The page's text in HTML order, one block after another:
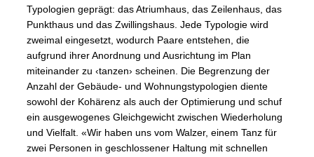
Typologien geprägt: das Atriumhaus, das Zeilenhaus, das
Punkthaus und das Zwillingshaus. Jede Typologie wird
zweimal eingesetzt, wodurch Paare entstehen, die
aufgrund ihrer Anordnung und Ausrichtung im Plan
miteinander zu ‹tanzen› scheinen. Die Begrenzung der
Anzahl der Gebäude- und Wohnungstypologien diente
sowohl der Kohärenz als auch der Optimierung und schuf
ein ausgewogenes Gleichgewicht zwischen Wiederholung
und Vielfalt. «Wir haben uns vom Walzer, einem Tanz für
zwei Personen in geschlossener Haltung mit schnellen